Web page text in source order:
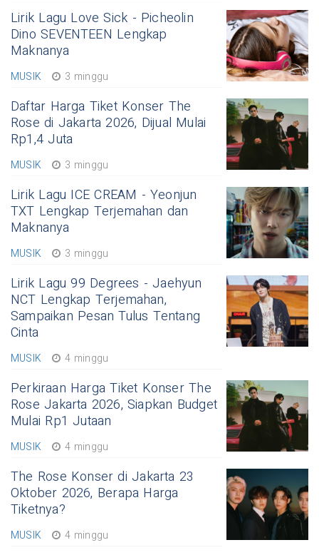
Lirik Lagu Love Sick - Picheolin
Dino SEVENTEEN Lengkap
Maknanya
MUSIK 3 minggu
Daftar Harga Tiket Konser The
Rose di Jakarta 2026, Dijual Mulai
Rp1,4 Juta
MUSIK 3 minggu
Lirik Lagu ICE CREAM - Yeonjun
TXT Lengkap Terjemahan dan
Maknanya
MUSIK 3 minggu
Lirik Lagu 99 Degrees - Jaehyun
NCT Lengkap Terjemahan,
Sampaikan Pesan Tulus Tentang
Cinta
MUSIK 4 minggu
Perkiraan Harga Tiket Konser The
Rose Jakarta 2026, Siapkan Budget
Mulai Rp1 Jutaan
MUSIK 4 minggu
The Rose Konser di Jakarta 23
Oktober 2026, Berapa Harga
Tiketnya?
MUSIK 4 minggu